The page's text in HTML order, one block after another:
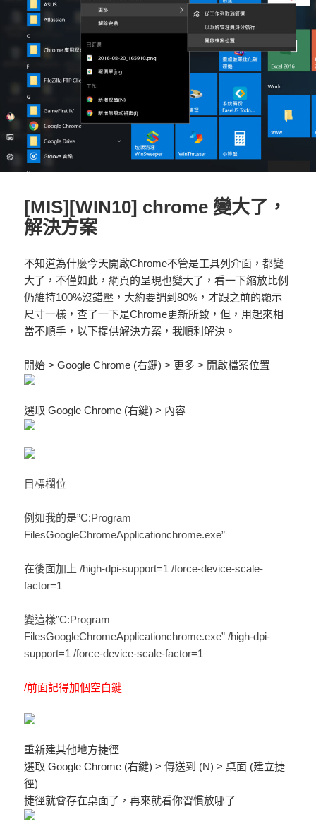
[MIS][WIN10] chrome 變大了，
解決方案
不知道為什麼今天開啟Chrome不管是工具列介面，都變
大了，不僅如此，網頁的呈現也變大了，看一下縮放比例
仍維持100%沒錯壓，大約要調到80%，才跟之前的顯示
尺寸一樣，查了一下是Chrome更新所致，但，用起來相
當不順手，以下提供解決方案，我順利解決。
開始 > Google Chrome (右鍵) > 更多 > 開啟檔案位置
選取 Google Chrome (右鍵) > 內容
目標欄位
例如我的是”C:Program
FilesGoogleChromeApplicationchrome.exe”
在後面加上 /high-dpi-support=1 /force-device-scale-
factor=1
變這樣”C:Program
FilesGoogleChromeApplicationchrome.exe” /high-dpi-
support=1 /force-device-scale-factor=1
/前面記得加個空白鍵
重新建其他地方捷徑
選取 Google Chrome (右鍵) > 傳送到 (N) > 桌面 (建立捷
徑)
捷徑就會存在桌面了，再來就看你習慣放哪了